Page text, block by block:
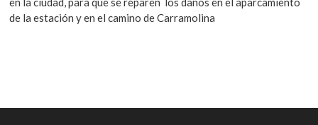
de la estación y en el camino de Carramolina